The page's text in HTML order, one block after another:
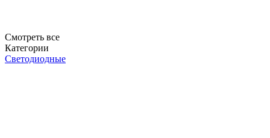
Смотреть все
Категории
Светодиодные